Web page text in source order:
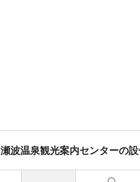
瀬波温泉観光案内センターの